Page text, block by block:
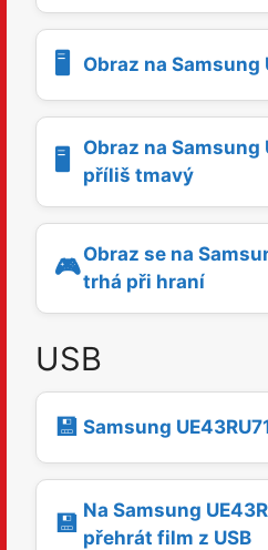
🖥️ Obraz na Samsung
🖥️
Obraz na Samsung
příliš tmavý
🎮Obraz se na
trhá při hraní
USB
💾 Samsung
💾 Na Samsung
přehrát film z USB